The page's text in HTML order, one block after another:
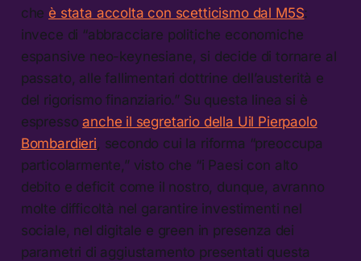
che è stata accolta con scetticismo dal M5S:
invece di “abbracciare politiche economiche
espansive neo-keynesiane, si decide di tornare al
passato, alle fallimentari dottrine dell’austerità e
del rigorismo finanziario.” Su questa linea si è
espressoanche il segretario della Uil Pierpaolo
Bombardieri , secondo cui la riforma “preoccupa
particolarmente,” visto che “i Paesi con alto
debito e deficit come il nostro, dunque, avranno
molte difficoltà nel garantire investimenti nel
sociale, nel digitale e green in presenza dei
parametri di aggiustamento presentati questa